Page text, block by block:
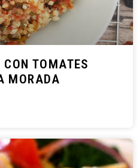
TOMATES
MORADA